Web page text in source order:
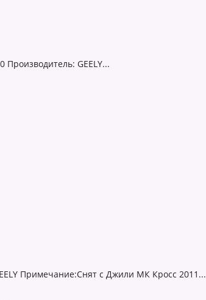
Производитель: GEELY...
Примечание:Снят с Джили МК Кросс 2011...